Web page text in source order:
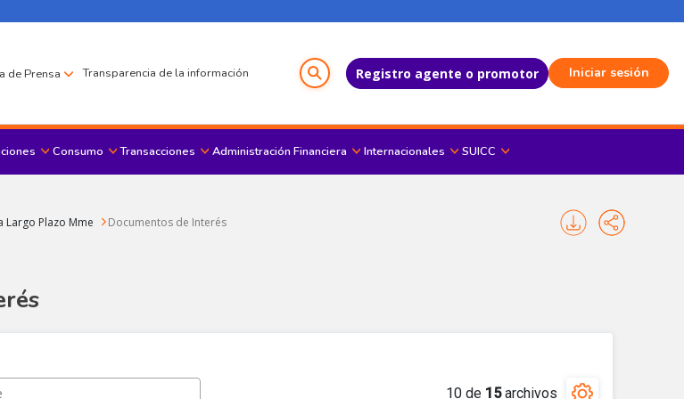
de Prensa Transparencia de la información Registro agente o promotor Iniciar sesión
Consumo Transacciones Administración Financiera Internacionales SUICC
Largo Plazo Mme Documentos de Interés